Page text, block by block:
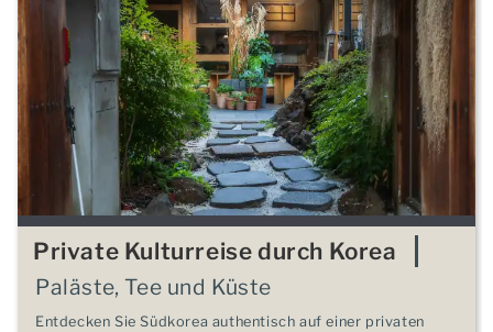
Private Kulturreise durch Korea
Paläste, Tee und Küste
Entdecken Sie Südkorea authentisch auf einer privaten